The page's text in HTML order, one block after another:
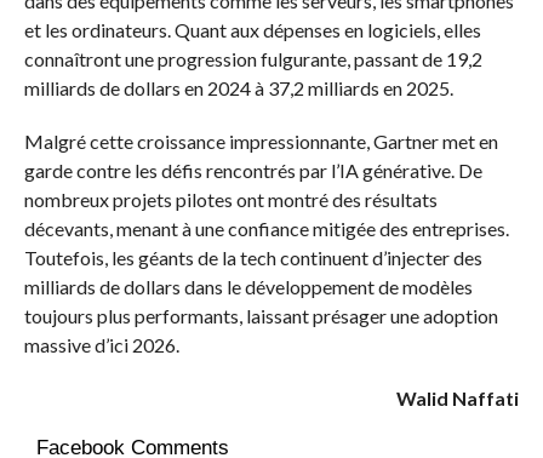
et les ordinateurs. Quant aux dépenses en logiciels, elles
connaîtront une progression fulgurante, passant de 19,2
milliards de dollars en 2024 à 37,2 milliards en 2025.
Malgré cette croissance impressionnante, Gartner met en
garde contre les défis rencontrés par l’IA générative. De
nombreux projets pilotes ont montré des résultats
décevants, menant à une confiance mitigée des entreprises.
Toutefois, les géants de la tech continuent d’injecter des
milliards de dollars dans le développement de modèles
toujours plus performants, laissant présager une adoption
massive d’ici 2026.
Walid Naffati
Facebook Comments